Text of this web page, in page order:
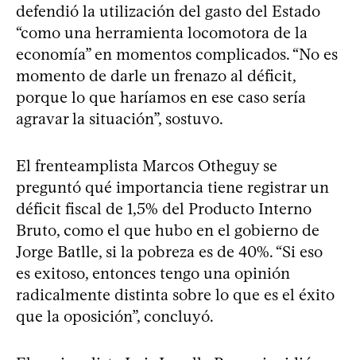
defendió la utilización del gasto del Estado
“como una herramienta locomotora de la
economía” en momentos complicados. “No es
momento de darle un frenazo al déficit,
porque lo que haríamos en ese caso sería
agravar la situación”, sostuvo.
El frenteamplista Marcos Otheguy se
preguntó qué importancia tiene registrar un
déficit fiscal de 1,5% del Producto Interno
Bruto, como el que hubo en el gobierno de
Jorge Batlle, si la pobreza es de 40%. “Si eso
es exitoso, entonces tengo una opinión
radicalmente distinta sobre lo que es el éxito
que la oposición”, concluyó.